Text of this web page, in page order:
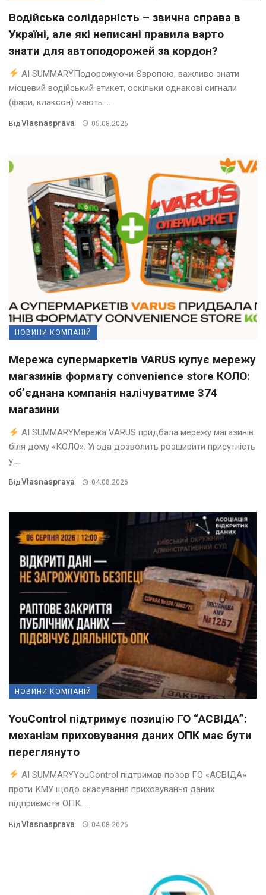
Водійська солідарність – звична справа в
Україні, але які неписані правила варто
знати для автоподорожей за кордон?
AI SUMMARYПодорожуючи Європою, важливо знати
місцевий водійський етикет, оскільки однакові сигнали
(фари, клаксон) мають ...
Від Vlasnasprava 05.08.2026
НОВИНИ КОМПАНІЙ
Мережа супермаркетів VARUS купує мережу
магазинів формату convenience store КОЛО:
об’єднана компанія налічуватиме 374
магазини
AI SUMMARYМережа VARUS придбала мережу магазинів
біля дому «КОЛО». Угода дозволить розширити присутність
у ...
ВідVlasnasprava 04.08.2026
НОВИНИ КОМПАНІЙ
YouControl підтримує позицію ГО “АСВІДА”:
механізм приховування даних ОПК має бути
переглянуто
AI SUMMARYYouControl підтримав позов ГО «АСВІДА»
проти КМУ щодо скасування приховування даних
підприємств ОПК. ...
Від Vlasnasprava 04.08.2026